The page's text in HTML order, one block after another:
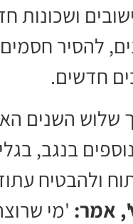
להסיר
חדשים.
ו-21 יישובים
ולהבטיח
אמר: 'מי